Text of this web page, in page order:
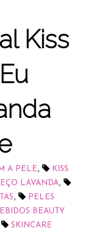
Kiss
A PELE
KISS
LAVANDA
PELES
BEAUTY
SKINCARE